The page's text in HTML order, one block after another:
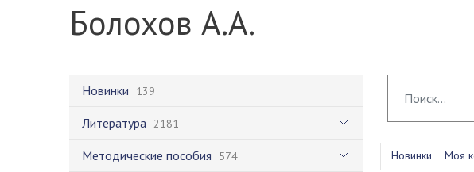
Болохов А.А.
Новинки 139
Литература 2181
Методические пособия 574 Новинки Моя